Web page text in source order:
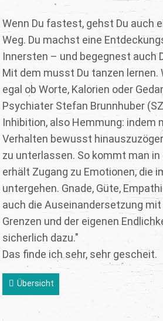
Wenn Du fastest, gehst Du auch
Weg. Du machst eine
Innersten – und begegnest auch
Mit dem musst Du tanzen lernen.
egal ob Worte, Kalorien oder
Psychiater Stefan Brunnhuber
Inhibition, also Hemmung: indem
Verhalten bewusst
zu unterlassen. So kommt man
erhält Zugang zu Emotionen, die
untergehen. Gnade, Güte,
auch die Auseinandersetzung
Grenzen und der eigenen
sicherlich dazu."
Das finde ich sehr, sehr gescheit.
Übersicht